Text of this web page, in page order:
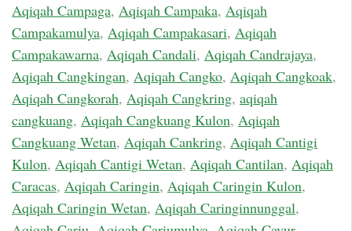
Aqiqah Campaga, Aqiqah Campaka, Aqiqah
Campakamulya, Aqiqah Campakasari, Aqiqah
Campakawarna, Aqiqah Candali, Aqiqah Candrajaya,
Aqiqah Cangkingan, Aqiqah Cangko, Aqiqah Cangkoak,
Aqiqah Cangkorah, Aqiqah Cangkring, aqiqah
cangkuang, Aqiqah Cangkuang Kulon, Aqiqah
Cangkuang Wetan, Aqiqah Cankring, Aqiqah Cantigi
Kulon, Aqiqah Cantigi Wetan, Aqiqah Cantilan, Aqiqah
Caracas, Aqiqah Caringin, Aqiqah Caringin Kulon,
Aqiqah Caringin Wetan, Aqiqah Caringinnunggal,